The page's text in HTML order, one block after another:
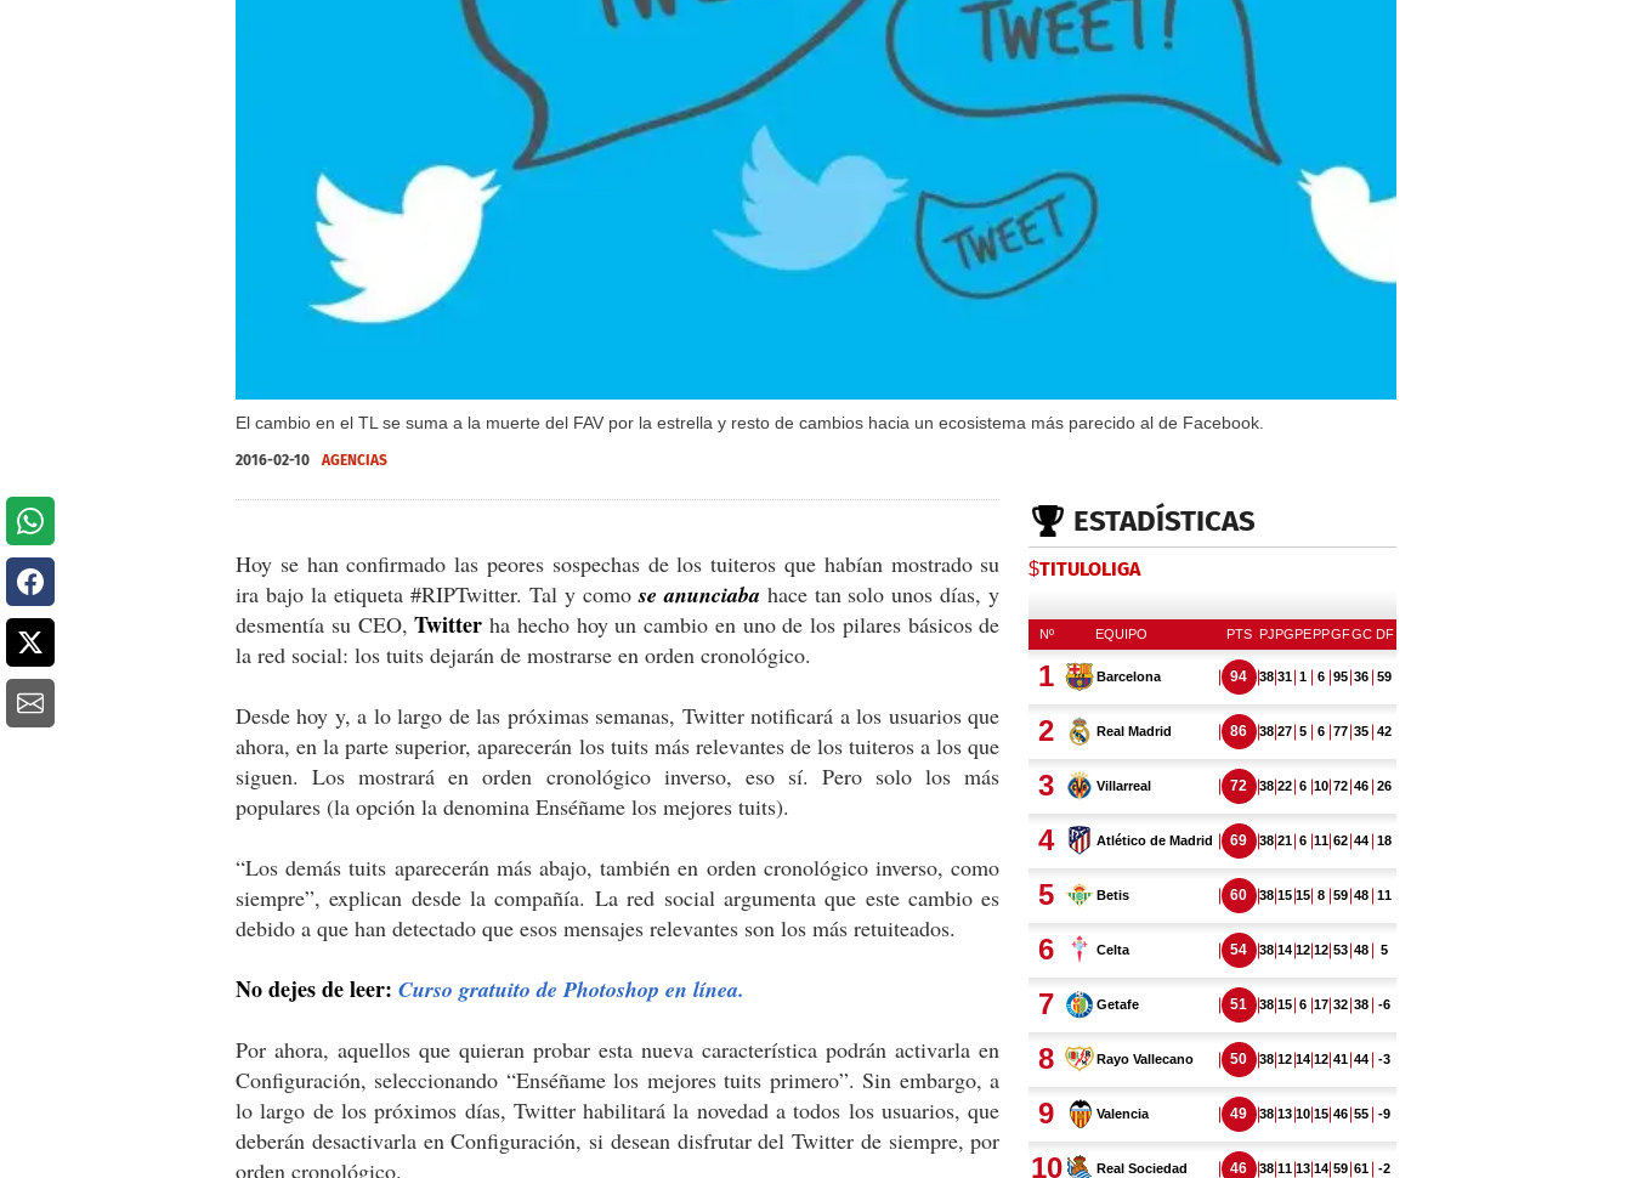
El cambio en el TL se suma a la muerte del FAV por la estrella y resto de cambios hacia un ecosistema más parecido al de Facebook.
2016-02-10 AGENCIAS
Hoy se han confirmado las peores sospechas de los tuiteros que habían mostrado su
ira bajo la etiqueta #RIPTwitter. Tal y comose anunciaba hace tan solo unos días, y
desmentía su CEO,Twitter ha hecho hoy un cambio en uno de los pilares básicos de
la red social: los tuits dejarán de mostrarse en orden cronológico.
Desde hoy y, a lo largo de las próximas semanas, Twitter notificará a los usuarios que
ahora, en la parte superior, aparecerán los tuits más relevantes de los tuiteros a los que
siguen. Los mostrará en orden cronológico inverso, eso sí. Pero solo los más
populares (la opción la denomina Enséñame los mejores tuits).
“Los demás tuits aparecerán más abajo, también en orden cronológico inverso, como
siempre”, explican desde la compañía. La red social argumenta que este cambio es
debido a que han detectado que esos mensajes relevantes son los más retuiteados.
No dejes de leer: Curso gratuito de Photoshop en línea.
Por ahora, aquellos que quieran probar esta nueva característica podrán activarla en
Configuración, seleccionando “Enséñame los mejores tuits primero”. Sin embargo, a
lo largo de los próximos días, Twitter habilitará la novedad a todos los usuarios, que
deberán desactivarla en Configuración, si desean disfrutar del Twitter de siempre, por
orden cronológico.
ESTADÍSTICAS
$TITULOLIGA